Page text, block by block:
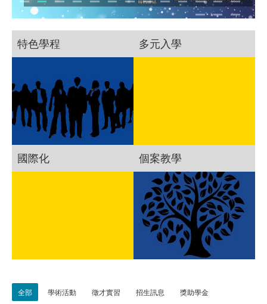
特色學程 多元入學
國際化 個案教學
全部 學術活動 徵才實習 招生訊息 獎助學金